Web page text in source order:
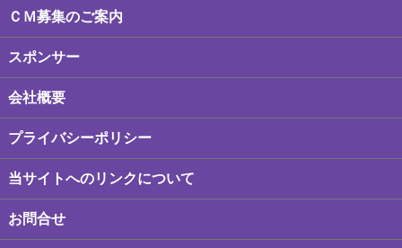
ＣＭ募集のご案内
スポンサー
会社概要
プライバシーポリシー
当サイトへのリンクについて
お問合せ